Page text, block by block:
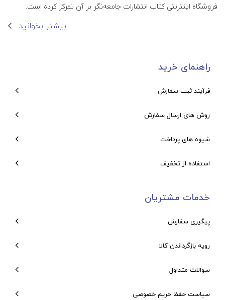
فروشگاه اینترنتی کتاب انتشارات جامعه‌نگر بر آن تمرکز کرده است.
بیشتر بخوانید
راهنمای خرید
فرآیند ثبت سفارش
روش های ارسال سفارش
شیوه های پرداخت
استفاده از تخفیف
خدمات مشتریان
پیگیری سفارش
رویه بازگرداندن کالا
سوالات متداول
سیاست حفظ حریم خصوصی